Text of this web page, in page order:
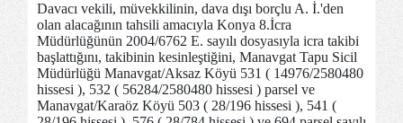
Davacı vekili, müvekkilinin, dava dışı borçlu A. İ.'den
olan alacağının tahsili amacıyla Konya 8.İcra
Müdürlüğünün 2004/6762 E. sayılı dosyasıyla icra takibi
başlattığını, takibinin kesinleştiğini, Manavgat Tapu Sicil
Müdürlüğü Manavgat/Aksaz Köyü 531 ( 14976/2580480
hissesi ), 532 ( 56284/2580480 hissesi ) parsel ve
Manavgat/Karaöz Köyü 503 ( 28/196 hissesi ), 541 (